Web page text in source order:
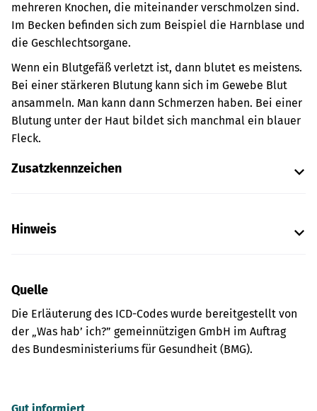
mehreren Knochen, die miteinander verschmolzen sind.
Im Becken befinden sich zum Beispiel die Harnblase und
die Geschlechtsorgane.
Wenn ein Blutgefäß verletzt ist, dann blutet es meistens.
Bei einer stärkeren Blutung kann sich im Gewebe Blut
ansammeln. Man kann dann Schmerzen haben. Bei einer
Blutung unter der Haut bildet sich manchmal ein blauer
Fleck.
Zusatzkennzeichen
Hinweis
Quelle
Die Erläuterung des ICD-Codes wurde bereitgestellt von
der „Was hab’ ich?” gemeinnützigen GmbH im Auftrag
des Bundesministeriums für Gesundheit (BMG).